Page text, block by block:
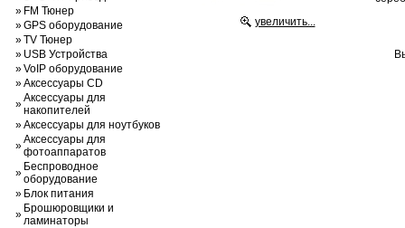
» FM Тюнер
»GPS оборудование
»TV Тюнер
» USB Устройства
»VoIP оборудование
»Аксессуары CD
»Аксессуары для
накопителей
»Аксессуары для ноутбуков
»Аксессуары для
фотоаппаратов
» Беспроводное
оборудование
» Блок питания
» Брошюровщики и
ламинаторы
увеличить...